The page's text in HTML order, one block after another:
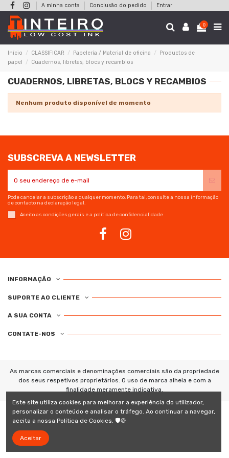
A minha conta Conclusão do pedido Entrar
0
Início CLASSIFICAR Papelería / Material de oficina
Productos de
papel
Cuadernos, libretas, blocs y recambios
CUADERNOS, LIBRETAS, BLOCS Y RECAMBIOS
Nenhum produto disponível de momento
SUBSCREVA A NEWSLETTER
Pode cancelar a subscrição a qualquer momento. Para tal, consulte a nossa informação
de contacto na declaração legal.
Aceito as condições gerais e a política de confidencialidade
INFORMAÇÃO
SUPORTE AO CLIENTE
A SUA CONTA
CONTATE-NOS
As marcas comerciais e denominações comerciais são da propriedade
dos seus respetivos proprietários. O uso de marca alheia e com a
finalidade meramente indicativa.
Este site utiliza cookies para melhorar a experiência do utilizador,
personalizar o conteúdo e analisar o tráfego. Ao continuar a navegar,
aceita a nossa Política de Cookies. 🛡️🍪
Aceitar